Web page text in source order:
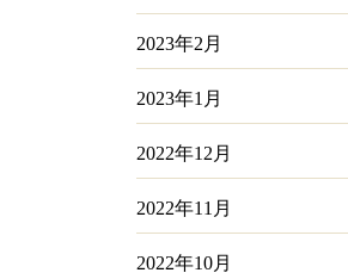
2023年2月
2023年1月
2022年12月
2022年11月
2022年10月